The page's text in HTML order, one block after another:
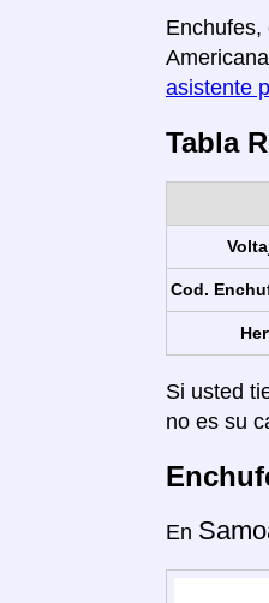
Enchufes,
asistente
Tabla
Cod.
Si usted
no es su
En